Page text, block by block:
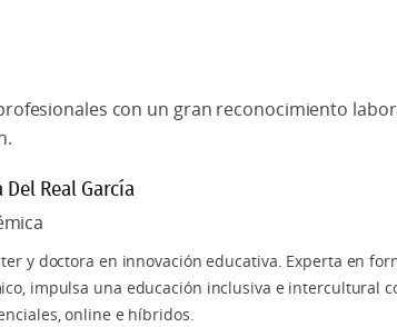
de las Matemáticas en Educación
de la Física y la Química en Educación
con un gran reconocimiento
Real García
y doctora en innovación educativa. Experta en
impulsa una educación inclusiva e intercultural
online e híbridos.